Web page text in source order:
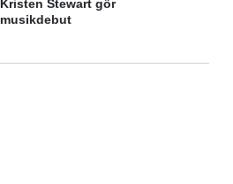
Kristen Stewart gör
musikdebut